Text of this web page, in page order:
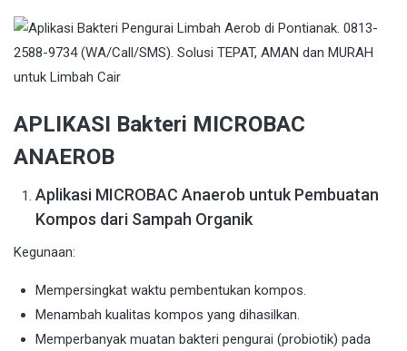
APLIKASI Bakteri MICROBAC
ANAEROB
Aplikasi MICROBAC Anaerob untuk Pembuatan
Kompos dari Sampah Organik
Kegunaan:
Mempersingkat waktu pembentukan kompos.
Menambah kualitas kompos yang dihasilkan.
Memperbanyak muatan bakteri pengurai (probiotik) pada